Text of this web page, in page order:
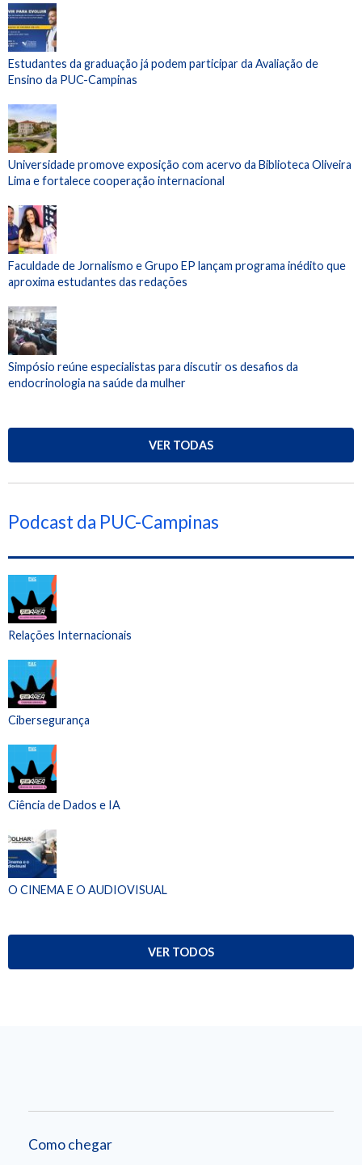
Estudantes da graduação já podem participar da Avaliação de
Ensino da PUC-Campinas
Universidade promove exposição com acervo da Biblioteca Oliveira
Lima e fortalece cooperação internacional
Faculdade de Jornalismo e Grupo EP lançam programa inédito que
aproxima estudantes das redações
Simpósio reúne especialistas para discutir os desafios da
endocrinologia na saúde da mulher
VER TODAS
Podcast da PUC-Campinas
Relações Internacionais
Cibersegurança
Ciência de Dados e IA
O CINEMA E O AUDIOVISUAL
VER TODOS
Como chegar